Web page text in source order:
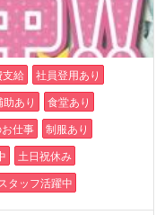
支給
社員登用あり
あり
食堂あり
仕事
制服あり
土日祝休み
タッフ活躍中